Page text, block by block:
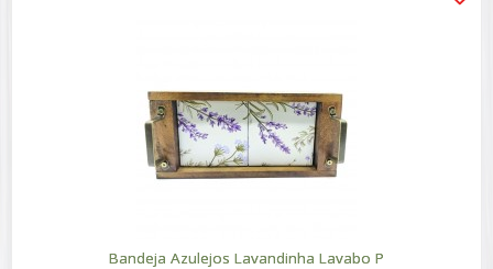
Bandeja Azulejos Lavandinha Lavabo P